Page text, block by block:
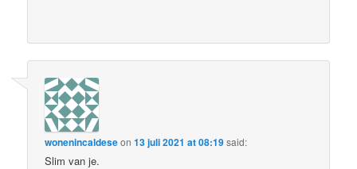
wonenincaldeseon13 juli 2021 at 08:19said:
Slim van je.